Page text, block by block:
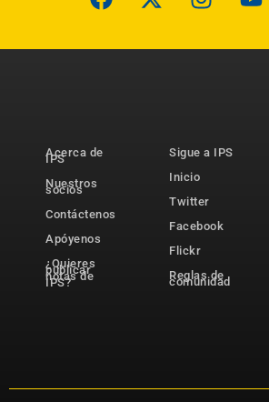
Acerca de
IPS
Nuestros
socios
Contáctenos
Apóyenos
¿Quieres
publicar
notas de
IPS?
Sigue a IPS
Inicio
Twitter
Facebook
Flickr
Reglas de
comunidad